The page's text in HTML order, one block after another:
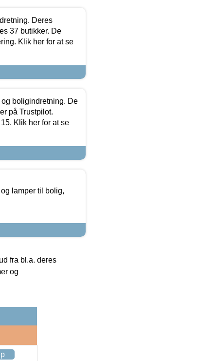
Deres
37 butikker. De
Klik her for at se
boligindretning. De
på Trustpilot.
Klik her for at se
lamper til bolig,
fra bl.a. deres
og